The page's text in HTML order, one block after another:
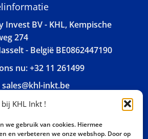
KHL Inkt !
we gebruik van cookies. Hiermee
en verbeteren we onze webshop. Door op
Invest BV - KHL, Kempische
274
- België BE0862447190
nu:+32 11 261499
sales@khl-inkt.be